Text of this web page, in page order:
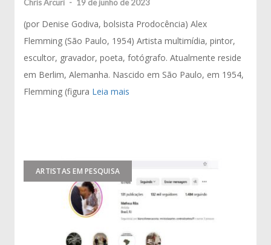
Chris Arcuri - 19 de junho de 2023
(por Denise Godiva, bolsista Prodocência) Alex
Flemming (São Paulo, 1954) Artista multimídia, pintor,
escultor, gravador, poeta, fotógrafo. Atualmente reside
em Berlim, Alemanha. Nascido em São Paulo, em 1954,
Flemming (figura Leia mais
ARTISTAS EM PESQUISA